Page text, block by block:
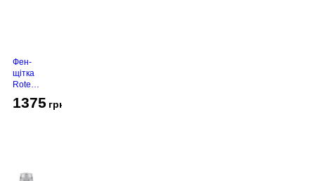
Фен-
щітка
Rotex
RHC-
490-T
1375 грн